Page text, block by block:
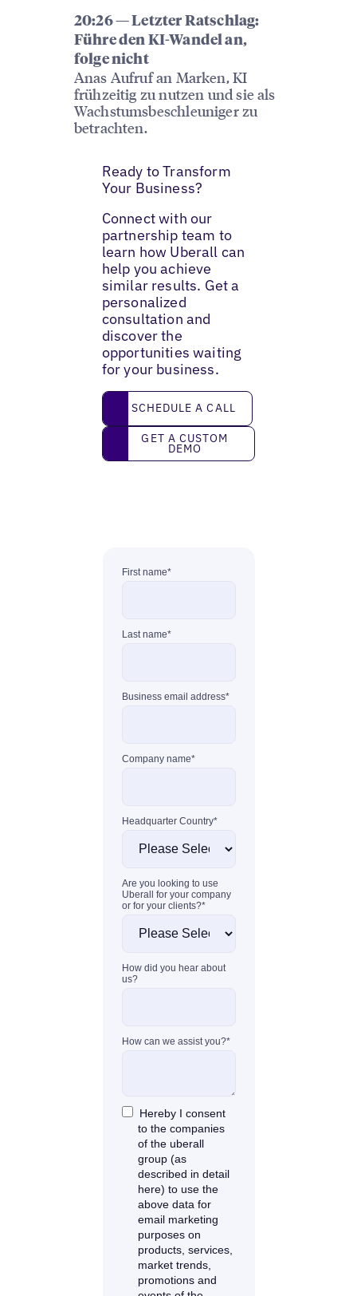
20:26 — Letzter Ratschlag:
Führe den KI-Wandel an,
folge nicht
Anas Aufruf an Marken, KI
frühzeitig zu nutzen und sie als
Wachstumsbeschleuniger zu
betrachten.
Ready to Transform
Your Business?
Connect with our
partnership team to
learn how Uberall can
help you achieve
similar results. Get a
personalized
consultation and
discover the
opportunities waiting
for your business.
Schedule a call
SCHEDULE A CALL
Get a custom demo
GET A CUSTOM
DEMO